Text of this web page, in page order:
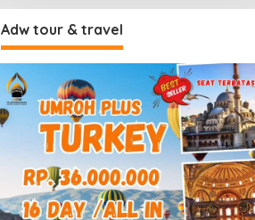
Adw tour & travel